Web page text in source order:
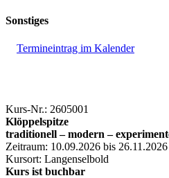
Sonstiges
Termineintrag im Kalender
Kurs-Nr.: 2605001
Klöppelspitze
traditionell – modern –
Zeitraum: 10.09.2026 bis
Kursort: Langenselbold
Kurs ist buchbar